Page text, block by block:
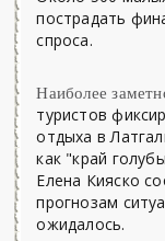
пострадать
спроса.
Наиболее
туристов
отдыха в
как "край
Елена Кияско
прогнозам
ожидалось.